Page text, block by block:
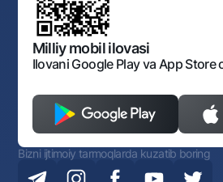
Bankining ish tartibi va rejimi
Ochiq ma'lumotlar
Monopoliyaga qarshi komplaens
Milliy mobil ilovasi
Ilovani Google Play va App Store
Bizni ijtimoiy tarmoqlarda kuzatib boring